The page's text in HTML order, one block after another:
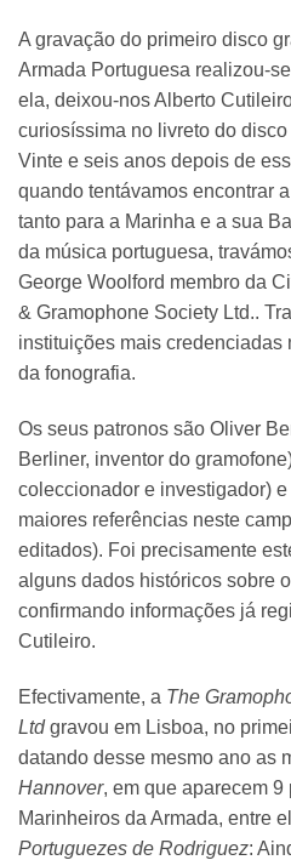
A gravação do primeiro disco
Armada Portuguesa realizou-
ela, deixou-nos Alberto
curiosíssima no livreto do
Vinte e seis anos depois de
quando tentávamos encontrar
tanto para a Marinha e a sua
da música portuguesa,
George Woolford membro da
& Gramophone Society Ltd..
instituições mais credenciadas
da fonografia.
Os seus patronos são Oliver
Berliner, inventor do
coleccionador e investigador)
maiores referências neste
editados). Foi precisamente
alguns dados históricos sobre
confirmando informações já
Cutileiro.
Efectivamente, a The
Ltdgravou em Lisboa, no
datando desse mesmo ano as
Hannover, em que aparecem
Marinheiros da Armada, entre
Portuguezes de Rodriguez: